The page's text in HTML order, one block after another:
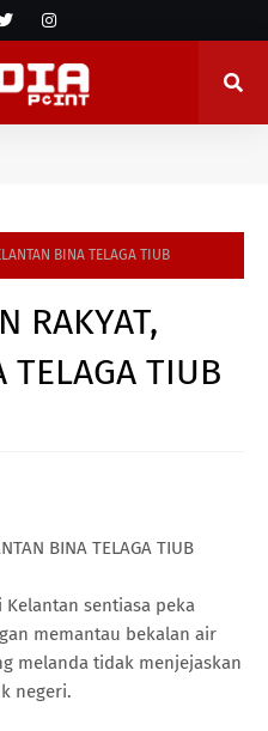
BINA TELAGA TIUB
RAKYAT,
TELAGA TIUB
BINA TELAGA TIUB
Kelantan sentiasa peka
memantau bekalan air
melanda tidak menjejaskan
negeri.